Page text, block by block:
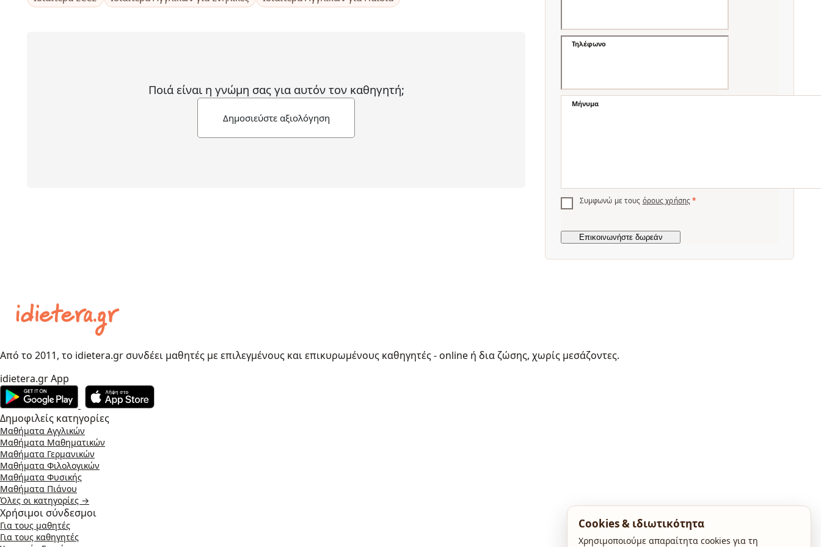
Ποιά είναι η γνώμη σας για αυτόν τον καθηγητή;
Δημοσιεύστε αξιολόγηση
Τηλέφωνο
Μήνυμα
Συμφωνώ με τους όρους χρήσης *
Από το 2011, το idietera.gr συνδέει μαθητές με επιλεγμένους και επικυρωμένους καθηγητές - online ή δια ζώσης, χωρίς μεσάζοντες.
idietera.gr App
Δημοφιλείς κατηγορίες
Μαθήματα Αγγλικών
Μαθήματα Μαθηματικών
Μαθήματα Γερμανικών
Μαθήματα Φιλολογικών
Μαθήματα Φυσικής
Μαθήματα Πιάνου
Όλες οι κατηγορίες →
Χρήσιμοι σύνδεσμοι
Για τους μαθητές
Για τους καθηγητές
Cookies & ιδιωτικότητα
Χρησιμοποιούμε απαραίτητα cookies για τη